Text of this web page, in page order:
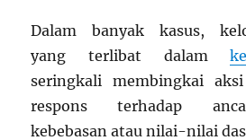
Dalam banyak kasus,
yang terlibat dalam
seringkali membingkai
respons terhadap
kebebasan atau nilai-nilai